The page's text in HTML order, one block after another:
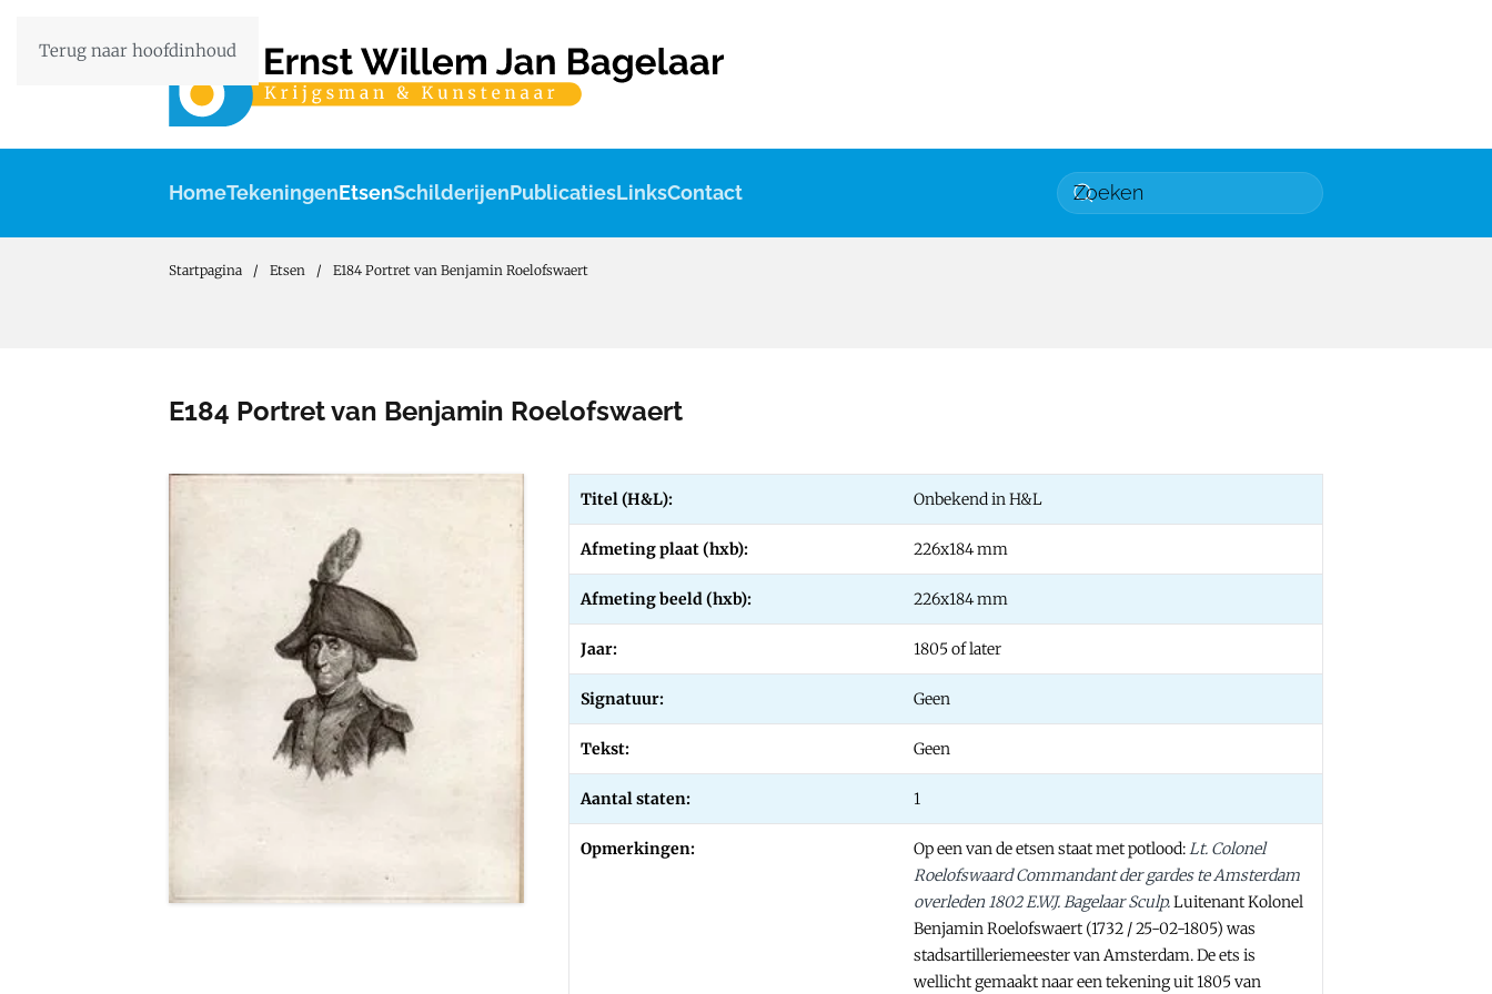
Terug naar hoofdinhoud
HomeTekeningenEtsenSchilderijenPublicatiesLinksContact
Startpagina Etsen E184 Portret van Benjamin Roelofswaert
E184 Portret van Benjamin Roelofswaert
Titel (H&L): Onbekend in H&L
Afmeting plaat (hxb): 226x184 mm
Afmeting beeld (hxb): 226x184 mm
Jaar: 1805 of later
Signatuur: Geen
Tekst: Geen
Aantal staten: 1
Opmerkingen: Op eenvan deetsenstaatmet potlood:Lt. Colonel
Roelofswaard Commandant der gardes te Amsterdam
overleden 1802 E.W.J. Bagelaar Sculp.Luitenant Kolonel
Benjamin Roelofswaert (1732 / 25-02-1805) was
stadsartilleriemeester van Amsterdam. De ets is
wellicht gemaakt naar een tekening uit 1805 van